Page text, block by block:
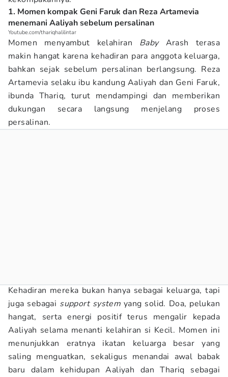
1. Momen kompak Geni Faruk dan Reza Artamevia
menemani Aaliyah sebelum persalinan
Youtube.com/thariqhalilintar
Momen menyambut kelahiran BabyArash terasa
makin hangat karena kehadiran para anggota keluarga,
bahkan sejak sebelum persalinan berlangsung. Reza
Artamevia selaku ibu kandung Aaliyah dan Geni Faruk,
ibunda Thariq, turut mendampingi dan memberikan
dukungan secara langsung menjelang proses
persalinan.
Kehadiran mereka bukan hanya sebagai keluarga, tapi
juga sebagai support system yang solid. Doa, pelukan
hangat, serta energi positif terus mengalir kepada
Aaliyah selama menanti kelahiran si Kecil. Momen ini
menunjukkan eratnya ikatan keluarga besar yang
saling menguatkan, sekaligus menandai awal babak
baru dalam kehidupan Aaliyah dan Thariq sebagai